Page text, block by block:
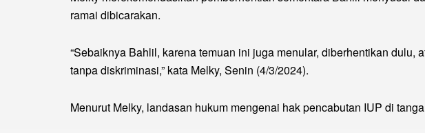
ramai dibicarakan.
“Sebaiknya Bahlil, karena temuan ini juga menular, diberhentikan
tanpa diskriminasi,” kata Melky, Senin (4/3/2024).
Menurut Melky, landasan hukum mengenai hak pencabutan IUP di